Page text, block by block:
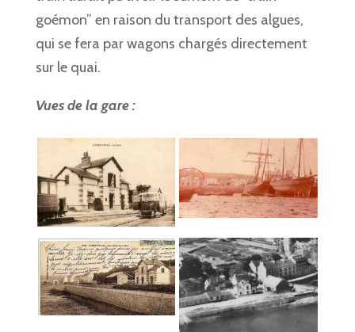
goémon” en raison du transport des algues,
qui se fera par wagons chargés directement
sur le quai.
Vues de la gare :